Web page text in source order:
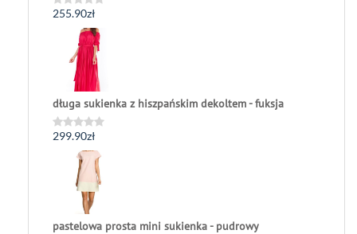
Oceniono
255.90zł
długa sukienka z hiszpańskim dekoltem - fuksja
Oceniono
299.90zł
pastelowa prosta mini sukienka - pudrowy